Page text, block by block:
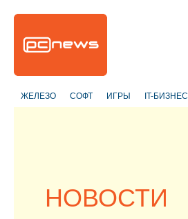
ЖЕЛЕЗО СОФТ ИГРЫ IT-БИЗНЕС
НОВОСТИ